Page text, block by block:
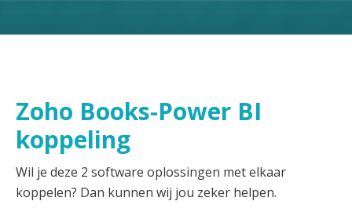
Zoho Books-Power BI
koppeling
Wil je deze 2 software oplossingen met elkaar
koppelen? Dan kunnen wij jou zeker helpen.